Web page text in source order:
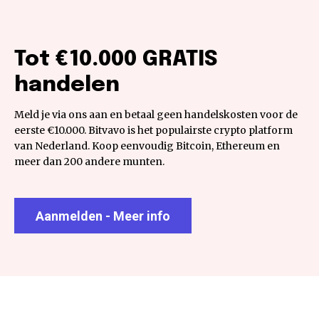
Tot €10.000 GRATIS
handelen
Meld je via ons aan en betaal geen handelskosten voor de
eerste €10.000. Bitvavo is het populairste crypto platform
van Nederland. Koop eenvoudig Bitcoin, Ethereum en
meer dan 200 andere munten.
Aanmelden - Meer info